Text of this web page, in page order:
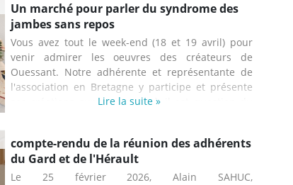
réunion, par Régine Sénac, secrétaire de
l’association. Elle a présenté à la vingtaine
d’adhérents présents un diaporama expliquant les
différentes caractéristiques de la ...
Un marché pour parler du syndrome des
jambes sans repos
Vous avez tout le week-end (18 et 19 avril) pour
venir admirer les oeuvres des créateurs de
Ouessant. Notre adhérente et représentante de
l'association en Bretagne y participe et présente
ses créations sur un stand où il est question du
son coin de Bretagne. Le bénéfice de ses
productions ira en faveur de l'assocation. Merci
Élyse
Lire la suite »
compte-rendu de la réunion des adhérents
du Gard et de l'Hérault
Le 25 février 2026, Alain SAHUC,